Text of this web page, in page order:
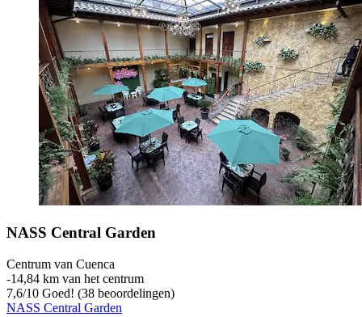
NASS Central Garden
Centrum van Cuenca
‐14,84 km van het centrum
7,6/10 Goed! (38 beoordelingen)
NASS Central Garden